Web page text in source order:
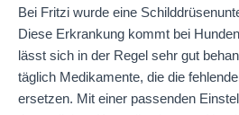
Bei Fritzi wurde eine
Diese Erkrankung kommt bei
lässt sich in der Regel sehr gut
täglich Medikamente, die die
ersetzen. Mit einer passenden